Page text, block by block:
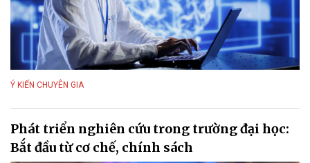
Ý KIẾN CHUYÊN GIA
Phát triển nghiên cứu trong trường đại học:
Bắt đầu từ cơ chế, chính sách